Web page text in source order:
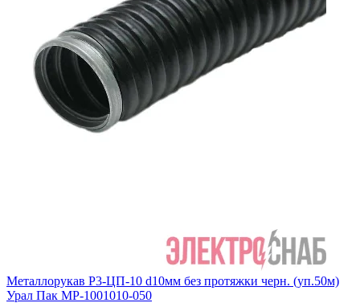
Металлорукав Р3-ЦП-10 d10мм без протяжки черн. (уп.50м)
Урал Пак МР-1001010-050